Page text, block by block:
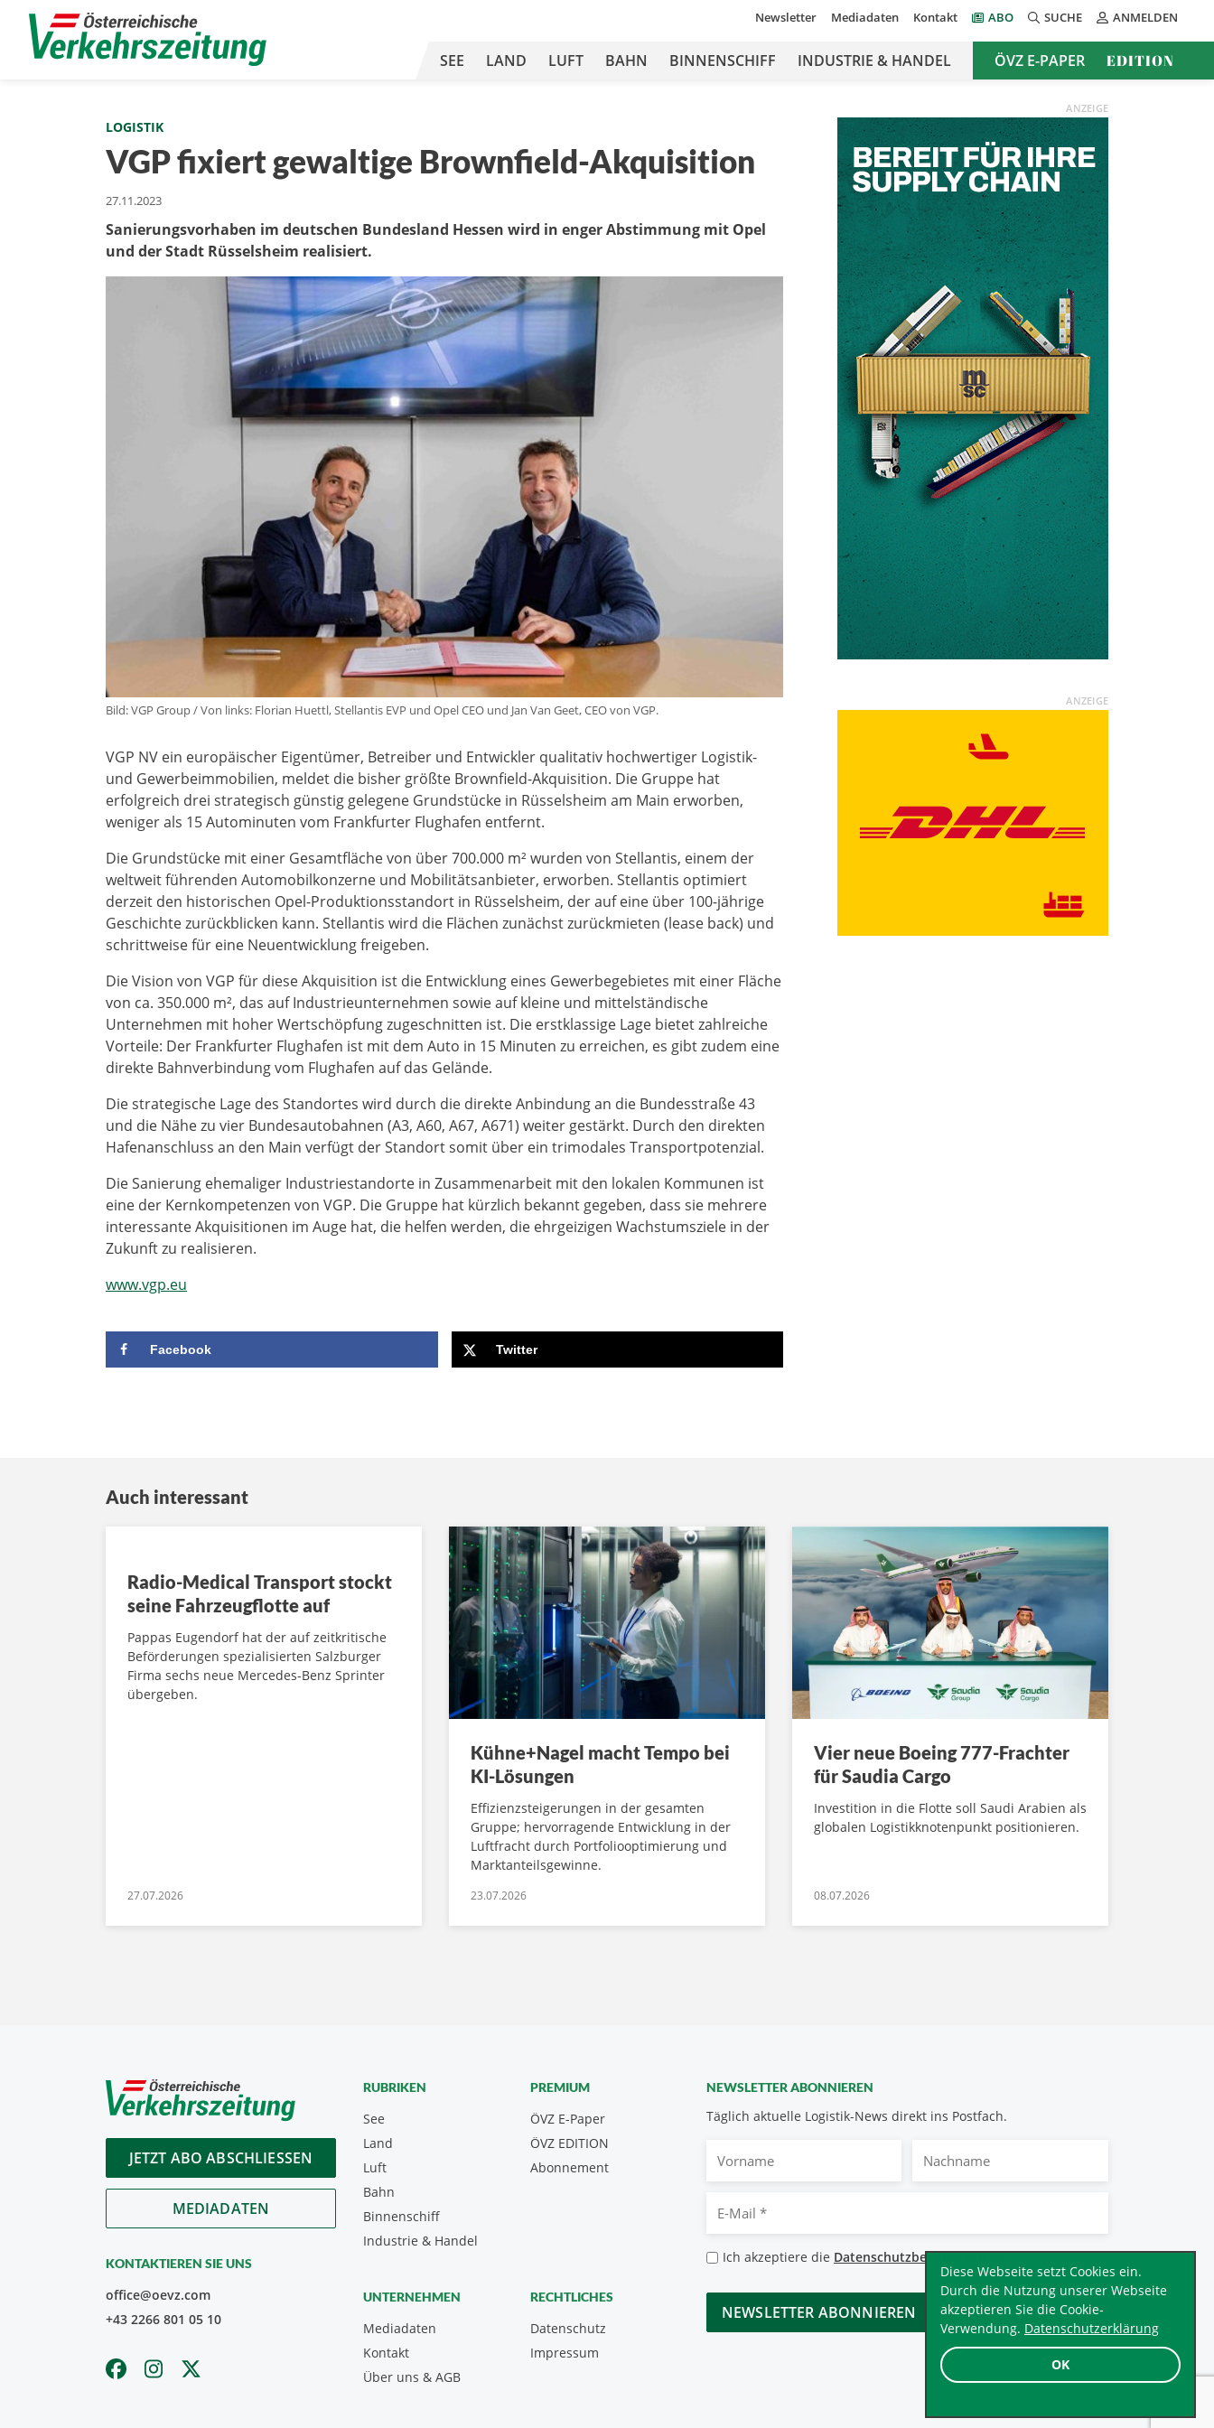
OK
Diese Webseite setzt Cookies ein.
Durch die Nutzung unserer Webseite
akzeptieren Sie die Cookie-
Verwendung. Datenschutzerklärung
Newsletter Mediadaten Kontakt ABO SUCHE ANMELDEN
SEE LAND LUFT BAHN BINNENSCHIFF INDUSTRIE & HANDEL ÖVZ E-PAPER EDITION
LOGISTIK
VGP fixiert gewaltige Brownfield-Akquisition
27.11.2023
Sanierungsvorhaben im deutschen Bundesland Hessen wird in enger Abstimmung mit Opel
und der Stadt Rüsselsheim realisiert.
Bild: VGP Group / Von links: Florian Huettl, Stellantis EVP und Opel CEO und Jan Van Geet, CEO von VGP.
VGP NV ein europäischer Eigentümer, Betreiber und Entwickler qualitativ hochwertiger Logistik-
und Gewerbeimmobilien, meldet die bisher größte Brownfield-Akquisition. Die Gruppe hat
erfolgreich drei strategisch günstig gelegene Grundstücke in Rüsselsheim am Main erworben,
weniger als 15 Autominuten vom Frankfurter Flughafen entfernt.
Die Grundstücke mit einer Gesamtfläche von über 700.000 m² wurden von Stellantis, einem der
weltweit führenden Automobilkonzerne und Mobilitätsanbieter, erworben. Stellantis optimiert
derzeit den historischen Opel-Produktionsstandort in Rüsselsheim, der auf eine über 100-jährige
Geschichte zurückblicken kann. Stellantis wird die Flächen zunächst zurückmieten (lease back) und
schrittweise für eine Neuentwicklung freigeben.
Die Vision von VGP für diese Akquisition ist die Entwicklung eines Gewerbegebietes mit einer Fläche
von ca. 350.000 m², das auf Industrieunternehmen sowie auf kleine und mittelständische
Unternehmen mit hoher Wertschöpfung zugeschnitten ist. Die erstklassige Lage bietet zahlreiche
Vorteile: Der Frankfurter Flughafen ist mit dem Auto in 15 Minuten zu erreichen, es gibt zudem eine
direkte Bahnverbindung vom Flughafen auf das Gelände.
Die strategische Lage des Standortes wird durch die direkte Anbindung an die Bundesstraße 43
und die Nähe zu vier Bundesautobahnen (A3, A60, A67, A671) weiter gestärkt. Durch den direkten
Hafenanschluss an den Main verfügt der Standort somit über ein trimodales Transportpotenzial.
Die Sanierung ehemaliger Industriestandorte in Zusammenarbeit mit den lokalen Kommunen ist
eine der Kernkompetenzen von VGP. Die Gruppe hat kürzlich bekannt gegeben, dass sie mehrere
interessante Akquisitionen im Auge hat, die helfen werden, die ehrgeizigen Wachstumsziele in der
Zukunft zu realisieren.
www.vgp.eu
Facebook Twitter
ANZEIGE
ANZEIGE
Auch interessant
Radio-Medical Transport stockt
seine Fahrzeugflotte auf
Pappas Eugendorf hat der auf zeitkritische
Beförderungen spezialisierten Salzburger
Firma sechs neue Mercedes-Benz Sprinter
übergeben.
27.07.2026
Kühne+Nagel macht Tempo bei
KI-Lösungen
Effizienzsteigerungen in der gesamten
Gruppe; hervorragende Entwicklung in der
Luftfracht durch Portfoliooptimierung und
Marktanteilsgewinne.
23.07.2026
Vier neue Boeing 777-Frachter
für Saudia Cargo
Investition in die Flotte soll Saudi Arabien als
globalen Logistikknotenpunkt positionieren.
08.07.2026
JETZT ABO ABSCHLIESSEN
MEDIADATEN
KONTAKTIEREN SIE UNS
office@oevz.com
+43 2266 801 05 10
NEWSLETTER ABONNIEREN
Täglich aktuelle Logistik-News direkt ins Postfach.
Mail
Datenschutzbestimmungen
Ich akzeptiere die Datenschutzbestimmungen.*
CAPTCHA
RUBRIKEN
See
Land
Luft
Bahn
Binnenschiff
Industrie & Handel
PREMIUM
ÖVZ E-Paper
Abonnement
ÖVZ EDITION
UNTERNEHMEN
Mediadaten
Kontakt
Über uns & AGB
RECHTLICHES
Datenschutz
Impressum